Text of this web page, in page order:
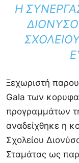
Η
Ξεχωριστή
Gala των
προγραμμάτων
αναδείχθηκε η
Σχολείου
Σταμάτας ως